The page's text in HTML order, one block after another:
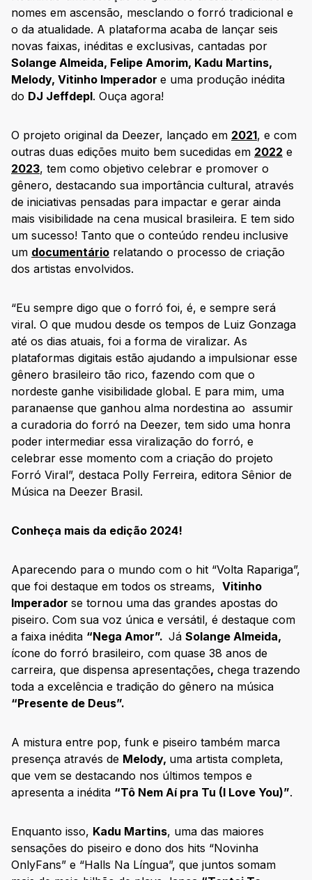
nomes em ascensão, mesclando o forró tradicional e
o da atualidade. A plataforma acaba de lançar seis
novas faixas, inéditas e exclusivas, cantadas por
Solange Almeida, Felipe Amorim, Kadu Martins,
Melody, Vitinho Imperador e uma produção inédita
do DJ Jeffdepl. Ouça agora!
O projeto original da Deezer, lançado em 2021, e com
outras duas edições muito bem sucedidas em 2022 e
2023, tem como objetivo celebrar e promover o
gênero, destacando sua importância cultural, através
de iniciativas pensadas para impactar e gerar ainda
mais visibilidade na cena musical brasileira. E tem sido
um sucesso! Tanto que o conteúdo rendeu inclusive
um documentário relatando o processo de criação
dos artistas envolvidos.
“Eu sempre digo que o forró foi, é, e sempre será
viral. O que mudou desde os tempos de Luiz Gonzaga
até os dias atuais, foi a forma de viralizar. As
plataformas digitais estão ajudando a impulsionar esse
gênero brasileiro tão rico, fazendo com que o
nordeste ganhe visibilidade global. E para mim, uma
paranaense que ganhou alma nordestina ao assumir
a curadoria do forró na Deezer, tem sido uma honra
poder intermediar essa viralização do forró, e
celebrar esse momento com a criação do projeto
Forró Viral”, destaca Polly Ferreira, editora Sênior de
Música na Deezer Brasil.
Conheça mais da edição 2024!
Aparecendo para o mundo com o hit “Volta Rapariga”,
que foi destaque em todos os streams, Vitinho
Imperador se tornou uma das grandes apostas do
piseiro. Com sua voz única e versátil, é destaque com
a faixa inédita “Nega Amor”. Já Solange Almeida,
ícone do forró brasileiro, com quase 38 anos de
carreira, que dispensa apresentações, chega trazendo
toda a excelência e tradição do gênero na música
“Presente de Deus”.
A mistura entre pop, funk e piseiro também marca
presença através de Melody, uma artista completa,
que vem se destacando nos últimos tempos e
apresenta a inédita “Tô Nem Aí pra Tu (I Love You)”.
Enquanto isso, Kadu Martins, uma das maiores
sensações do piseiro e dono dos hits “Novinha
OnlyFans” e “Halls Na Língua”, que juntos somam